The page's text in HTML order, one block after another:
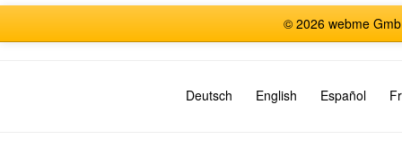
© 2026 webme
Deutsch English Español